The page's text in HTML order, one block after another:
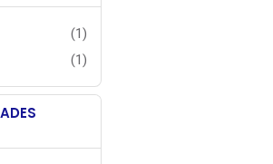
(1)
(1)